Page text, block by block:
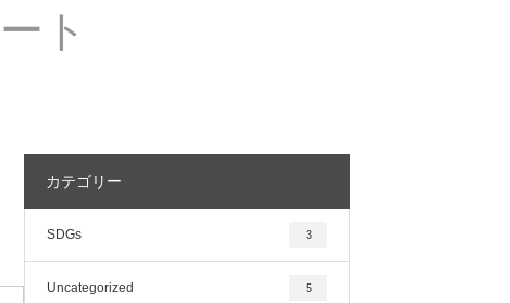
ト
カテゴリー
SDGs 3
Uncategorized 5